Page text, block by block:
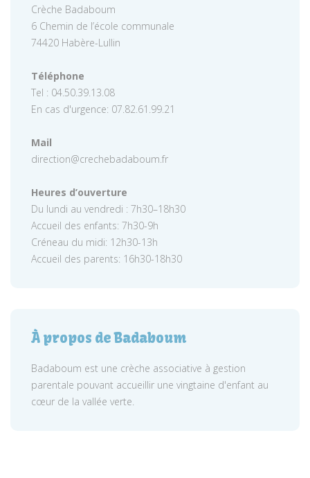
Crèche Badaboum
6 Chemin de l’école communale
74420 Habère-Lullin
Téléphone
Tel : 04.50.39.13.08
En cas d'urgence: 07.82.61.99.21
Mail
direction@crechebadaboum.fr
Heures d’ouverture
Du lundi au vendredi : 7h30–18h30
Accueil des enfants: 7h30-9h
Créneau du midi: 12h30-13h
Accueil des parents: 16h30-18h30
À propos de Badaboum
Badaboum est une crèche associative à gestion
parentale pouvant accueillir une vingtaine d'enfant au
cœur de la vallée verte.